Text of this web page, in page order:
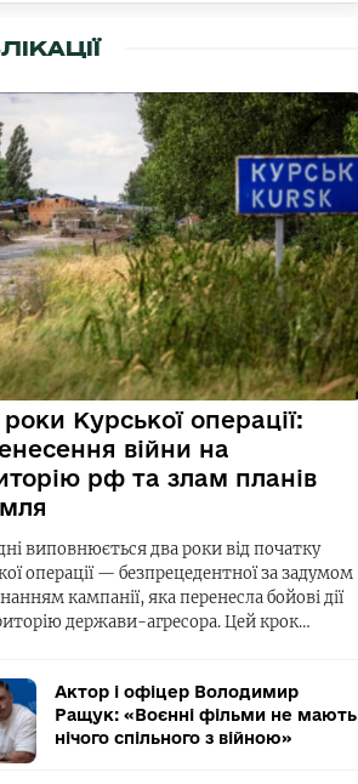
Курської операції:
війни на
рф та злам планів
виповнюється два роки від початку
операції — безпрецедентної за задумом
кампанії, яка перенесла бойові дії
держави-агресора. Цей крок…
Актор і офіцер Володимир
Ращук: «Воєнні фільми не мають
нічого спільного з війною»